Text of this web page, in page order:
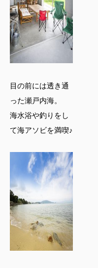
目の前には透き通
った瀬戸内海。
海水浴や釣りをし
て海アソビを満喫♪